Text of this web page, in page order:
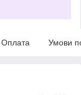
Оплата Умови